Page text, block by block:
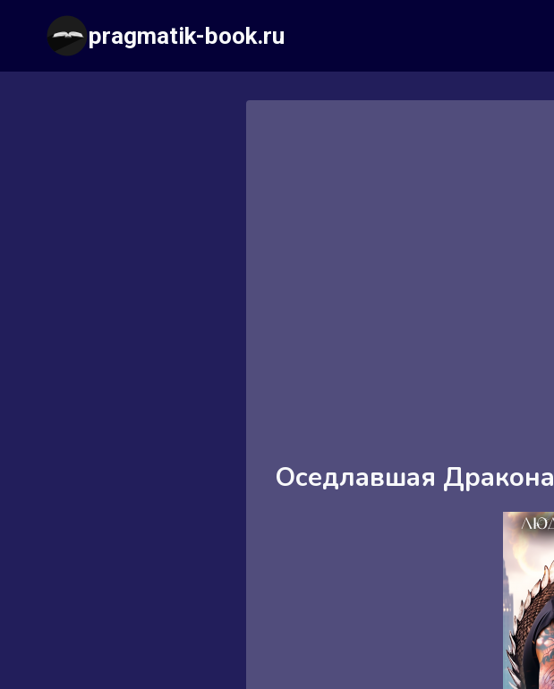
содержимому
pragmatik-book.ru
Оседлавшая Дракона